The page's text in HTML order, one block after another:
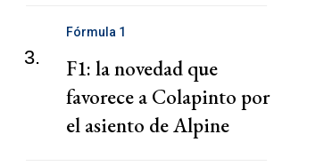
3.
Fórmula 1
F1: la novedad que
favorece a Colapinto por
el asiento de Alpine